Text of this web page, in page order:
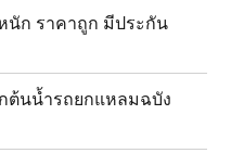
นัก ราคาถูก มีประกัน
ต้นน้ำรถยกแหลมฉบัง